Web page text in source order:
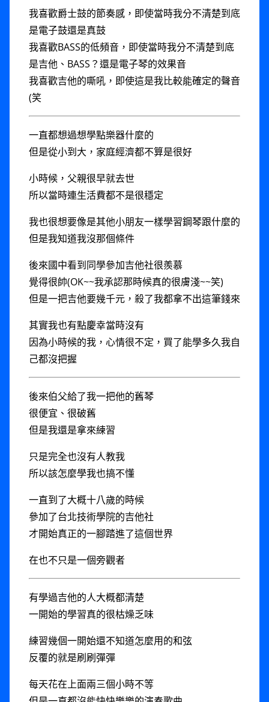
我喜歡爵士鼓的節奏感，即使當時我分不清楚到底
是電子鼓還是真鼓
我喜歡BASS的低頻音，即使當時我分不清楚到底
是吉他、BASS？還是電子琴的效果音
我喜歡吉他的嘶吼，即使這是我比較能確定的聲音
(笑
一直都想過想學點樂器什麼的
但是從小到大，家庭經濟都不算是很好
小時候，父親很早就去世
所以當時連生活費都不是很穩定
我也很想要像是其他小朋友一樣學習鋼琴跟什麼的
但是我知道我沒那個條件
後來國中看到同學參加吉他社很羨慕
覺得很帥(OK~~我承認那時候真的很膚淺~~笑)
但是一把吉他要幾千元，殺了我都拿不出這筆錢來
其實我也有點慶幸當時沒有
因為小時候的我，心情很不定，買了能學多久我自
己都沒把握
後來伯父給了我一把他的舊琴
很便宜、很破舊
但是我還是拿來練習
只是完全也沒有人教我
所以該怎麼學我也搞不懂
一直到了大概十八歲的時候
參加了台北技術學院的吉他社
才開始真正的一腳踏進了這個世界
在也不只是一個旁觀者
有學過吉他的人大概都清楚
一開始的學習真的很枯燥乏味
練習幾個一開始還不知道怎麼用的和弦
反覆的就是刷刷彈彈
每天花在上面兩三個小時不等